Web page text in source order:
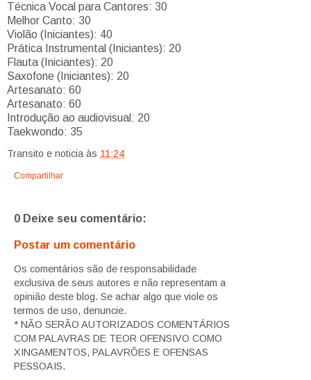
Técnica Vocal para Cantores: 30
Melhor Canto: 30
Violão (Iniciantes): 40
Prática Instrumental (Iniciantes): 20
Flauta (Iniciantes): 20
Saxofone (Iniciantes): 20
Artesanato: 60
Artesanato: 60
Introdução ao audiovisual: 20
Taekwondo: 35
Transito e noticia às 11:24
Compartilhar
0 Deixe seu comentário:
Postar um comentário
Os comentários são de responsabilidade
exclusiva de seus autores e não representam a
opinião deste blog. Se achar algo que viole os
termos de uso, denuncie.
* NÃO SERÃO AUTORIZADOS COMENTÁRIOS
COM PALAVRAS DE TEOR OFENSIVO COMO
XINGAMENTOS, PALAVRÕES E OFENSAS
PESSOAIS.